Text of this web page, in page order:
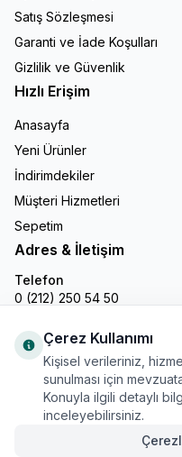
Satış Sözleşmesi
Garanti ve İade Koşulları
Gizlilik ve Güvenlik
Hızlı Erişim
Anasayfa
Yeni Ürünler
İndirimdekiler
Müşteri Hizmetleri
Sepetim
Adres & İletişim
Telefon
0 (212) 250 54 50
info@gastronline.com
İnstagram
Çerez Kullanımı
Kişisel verileriniz,
sunulması için
Konuyla ilgili detaylı
inceleyebilirsiniz.